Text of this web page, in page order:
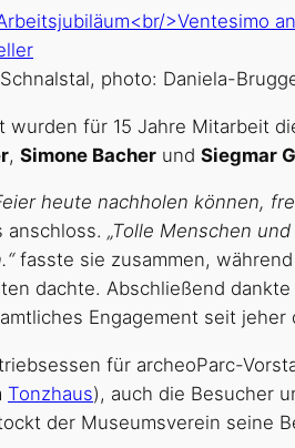
photo: Daniela-
wurden für 15 Jahre Mitarbeit
, Simone Bacher und Siegmar
heute nachholen können,
anschloss. „Tolle Menschen
fasste sie zusammen,
dachte. Abschließend
Engagement seit
für archeoParc-
Tonzhaus), auch die Besucher
der Museumsverein seine